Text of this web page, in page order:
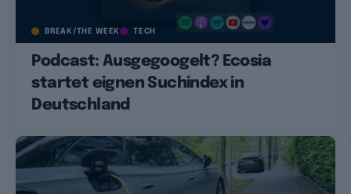
BREAK/THE WEEK TECH
Podcast: Ausgegoogelt? Ecosia
startet eignen Suchindex in
Deutschland